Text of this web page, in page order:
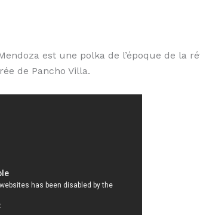
est une polka de l’époque de la
de Pancho Villa.